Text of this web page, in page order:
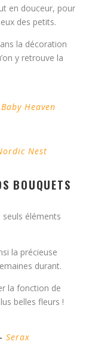
en douceur, pour
des petits.
la décoration
y retrouve la
Heaven
Nest
BOUQUETS
seuls éléments
la précieuse
durant.
la fonction de
belles fleurs !
Serax